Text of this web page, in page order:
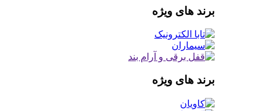
برند های ویژه
برند های ویژه